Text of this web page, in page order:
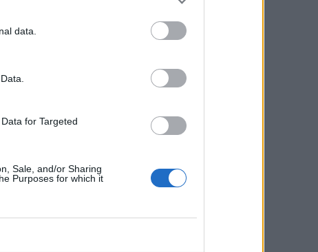
data.
for Targeted
Sale, and/or Sharing
Purposes for which it